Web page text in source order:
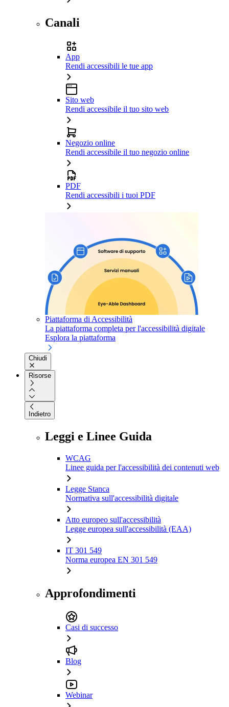
Canali
App
Rendi accessibili le tue app
Sito web
Rendi accessibile il tuo sito web
Negozio online
Rendi accessibile il tuo negozio online
PDF
Rendi accessibili i tuoi PDF
Piattaforma di Accessibilità
La piattaforma completa per l'accessibilità digitale
Esplora la piattaforma
Chiudi
Risorse
Indietro
Leggi e Linee Guida
WCAG
Linee guida per l'accessibilità dei contenuti web
Legge Stanca
Normativa sull'accessibilità digitale
Atto europeo sull'accessibilità
Legge europea sull'accessibilità (EAA)
IT 301 549
Norma europea EN 301 549
Approfondimenti
Casi di successo
Blog
Webinar